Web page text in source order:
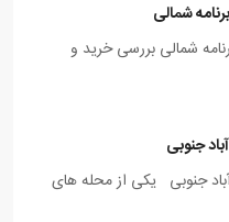
3
شمالی
شمالی بررسی خرید و
جنوبی
جنوبی یکی از محله های